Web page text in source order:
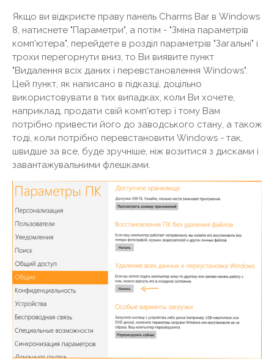
Якщо ви відкриєте праву панель Charms Bar в Windows
8, натиснете "Параметри", а потім - "Зміна параметрів
комп'ютера", перейдете в розділ параметрів "Загальні" і
трохи перегорнути вниз, то Ви виявите пункт
"Видалення всіх даних і перевстановлення Windows".
Цей пункт, як написано в підказці, доцільно
використовувати в тих випадках, коли Ви хочете,
наприклад, продати свій комп'ютер і тому Вам
потрібно привести його до заводського стану, а також
тоді, коли потрібно перевстановити Windows - так,
швидше за все, буде зручніше, ніж возитися з дисками і
завантажувальними флешками.